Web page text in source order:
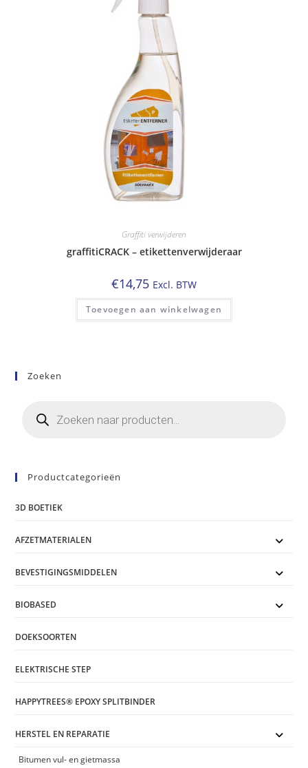
Graffiti verwijderen
graffitiCRACK – etikettenverwijderaar
€14,75 Excl. BTW
Toevoegen aan winkelwagen
Zoeken
zoeken
Productcategorieën
3D BOETIEK
AFZETMATERIALEN
BEVESTIGINGSMIDDELEN
BIOBASED
DOEKSOORTEN
ELEKTRISCHE STEP
HAPPYTREES® EPOXY SPLITBINDER
HERSTEL EN REPARATIE
Bitumen vul- en gietmassa